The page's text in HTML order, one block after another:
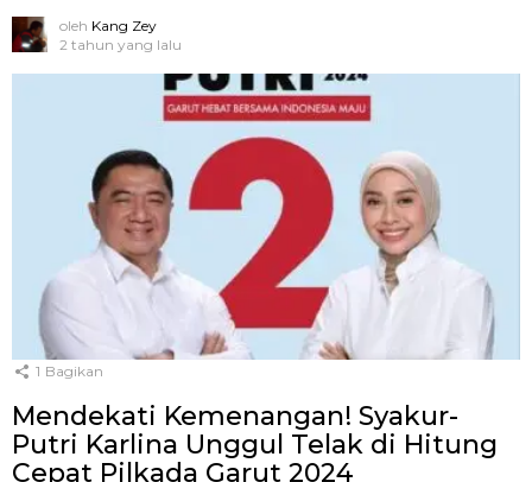
oleh Kang Zey
2 tahun yang lalu
1 Bagikan
Mendekati Kemenangan! Syakur-
Putri Karlina Unggul Telak di Hitung
Cepat Pilkada Garut 2024